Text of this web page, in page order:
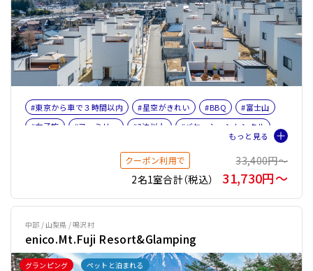
#東京から車で３時間以内 #星空がきれい #BBQ
#富士山
#女子旅
#ファミリー #2泊以上 #バケーションレンタル
クーポン利用で
33,400円〜
2名1室合計（税込）
31,730円〜
グランピング ペットと泊まれる
中部 / 山梨県 / 鳴沢村
enico.Mt.Fuji Resort&Glamping